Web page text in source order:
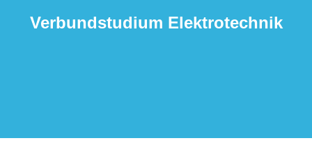
Verbund­stu­dium Elektrotechnik